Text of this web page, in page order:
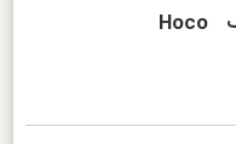
کابل 3.5mm AUX مارک Hoco